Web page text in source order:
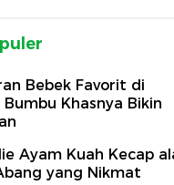
Bebek Favorit di
Khasnya Bikin
Ayam Kuah Kecap
yang Nikmat